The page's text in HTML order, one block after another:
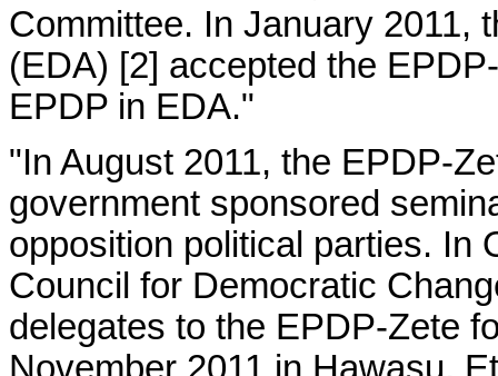
Committee. In January 2011,
(EDA) [2] accepted the
EPDP in EDA."
"In August 2011, the EPDP-
government sponsored
opposition political parties. In
Council for Democratic
delegates to the EPDP-Zete